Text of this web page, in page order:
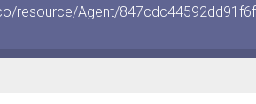
resource/Agent/